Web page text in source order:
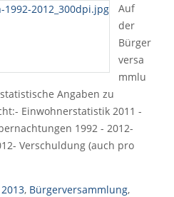
Auf
der
Bürger
versa
mmlu
Angaben zu
Einwohnerstatistik 2011 -
1992 - 2012-
Verschuldung (auch pro
2013, Bürgerversammlung,